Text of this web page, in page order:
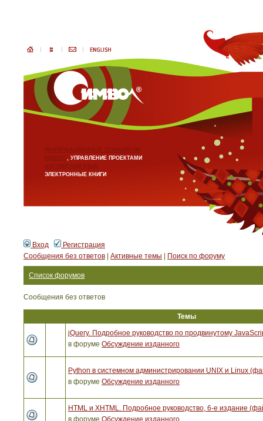
ИНФОРМАЦИОННЫЕ ТЕХНОЛОГИИ
БИЗНЕС, УПРАВЛЕНИЕ ПРОЕКТАМИ
АНГЛИЙСКИЙ ЯЗЫК
ЭЛЕКТРОННЫЕ КНИГИ
Вход
Регистрация
Сообщения без ответов
Активные темы Поиск по форуму
Список форумов
Сообщения без ответов
Темы
jQuery. Подробное руководство по продвинутому
в форуме Обсуждение изданного
Python в системном администрировании UNIX и Linux
в форуме Обсуждение изданного
HTML и XHTML. Подробное руководство, 6-е издание
в форуме Обсуждение изданного